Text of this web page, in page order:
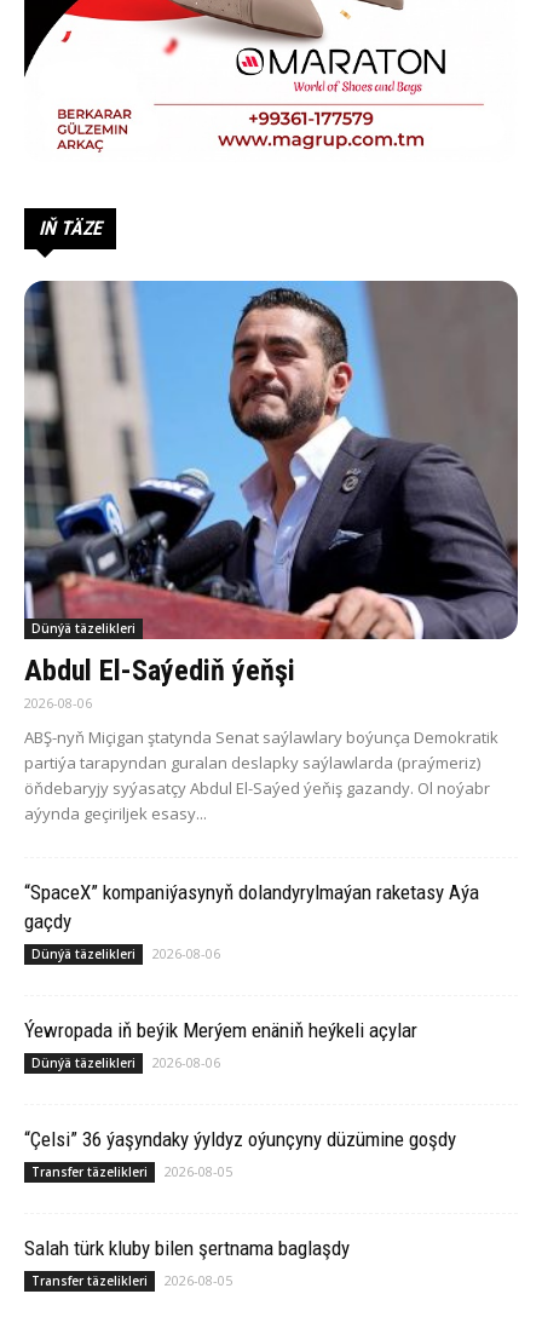
IŇ TÄZE
Dünýä täzelikleri
Abdul El-Saýediň ýeňşi
2026-08-06
ABŞ-nyň Miçigan ştatynda Senat saýlawlary boýunça Demokratik
partiýa tarapyndan guralan deslapky saýlawlarda (praýmeriz)
öňdebaryjy syýasatçy Abdul El-Saýed ýeňiş gazandy. Ol noýabr
aýynda geçiriljek esasy...
“SpaceX” kompaniýasynyň dolandyrylmaýan raketasy Aýa
gaçdy
Dünýä täzelikleri 2026-08-06
Ýewropada iň beýik Merýem enäniň heýkeli açylar
Dünýä täzelikleri 2026-08-06
“Çelsi” 36 ýaşyndaky ýyldyz oýunçyny düzümine goşdy
Transfer täzelikleri 2026-08-05
Salah türk kluby bilen şertnama baglaşdy
Transfer täzelikleri 2026-08-05